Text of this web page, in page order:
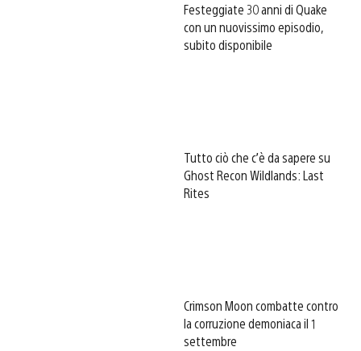
Festeggiate 30 anni di Quake
con un nuovissimo episodio,
subito disponibile
Tutto ciò che c’è da sapere su
Ghost Recon Wildlands: Last
Rites
Crimson Moon combatte contro
la corruzione demoniaca il 1
settembre